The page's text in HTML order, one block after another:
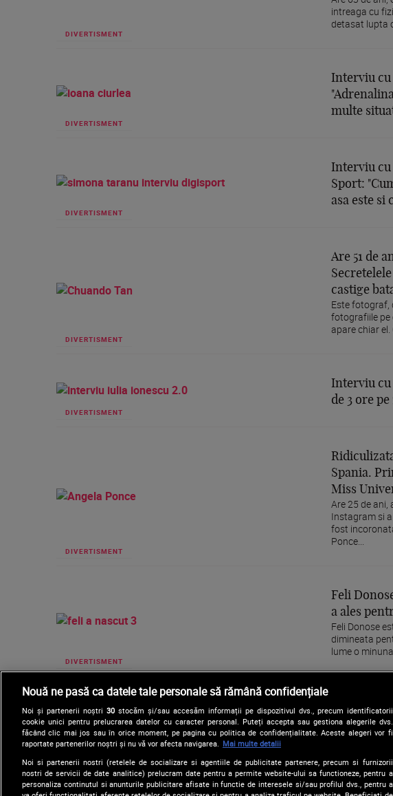
DIVERTISMENT
intreaga cu
detasat lupta
DIVERTISMENT
Interviu cu
multe
DIVERTISMENT
Interviu cu
Sport:
asa este si
DIVERTISMENT
Are 51 de
castige
Este fotograf,
fotografiile pe
apare chiar el.
DIVERTISMENT
Interviu cu
de 3 ore
DIVERTISMENT
Spania.
Miss
Are 25 de
Instagram si
fost
Ponce...
DIVERTISMENT
Feli
a ales
Feli Donose
dimineata
lume o
Nouă ne pasă ca datele tale personale să rămână confidențiale
Noi și partenerii noștri 30stocăm și/sau accesăm informații pe dispozitivul dvs., precum identificatorii
cookie unici pentru prelucrarea datelor cu caracter personal. Puteți accepta sau gestiona alegerile dvs.
făcând clic mai jos sau în orice moment, pe pagina cu politica de confidențialitate. Aceste alegeri vor fi
raportate partenerilor noștri și nu vă vor afecta navigarea. Mai multe detalii
Noi si partenerii nostri (retelele de socializare si agentiile de publicitate partenere, precum si furnizorii
nostri de servicii de date analitice) prelucram date pentru a permite website-ului sa functioneze, pentru a
personaliza continutul si anunturile publicitare afisate in functie de interesele si/sau profilul dvs., pentru a